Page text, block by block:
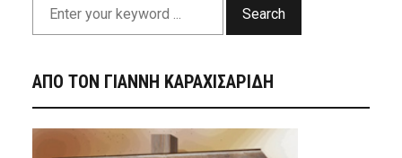
Search
ΑΠΟ ΤΟΝ ΓΙΑΝΝΗ ΚΑΡΑΧΙΣΑΡΙΔΗ